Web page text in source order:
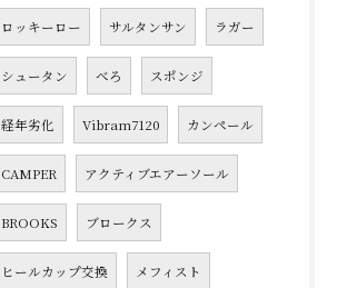
ロッキーロー サルタンサン ラガー
シュータン べろ スポンジ
経年劣化 Vibram7120 カンペール
CAMPER アクティブエアーソール
BROOKS ブロークス
ヒールカップ交換 メフィスト